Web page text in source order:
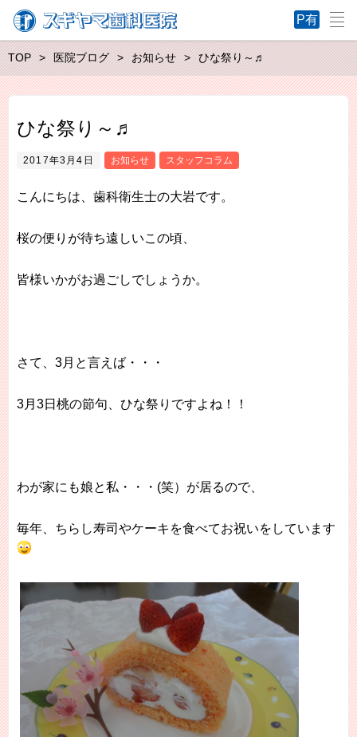
TOP 医院ブログ お知らせ ひな祭り～♬
ひな祭り～♬
2017年3月4日 お知らせ スタッフコラム
こんにちは、歯科衛生士の大岩です。
桜の便りが待ち遠しいこの頃、
皆様いかがお過ごしでしょうか。
さて、3月と言えば・・・
3月3日桃の節句、 ひな祭りですよね ！！
わが家にも娘と私・・・(笑）が居るので、
毎年、ちらし寿司やケーキを食べてお祝いをしています